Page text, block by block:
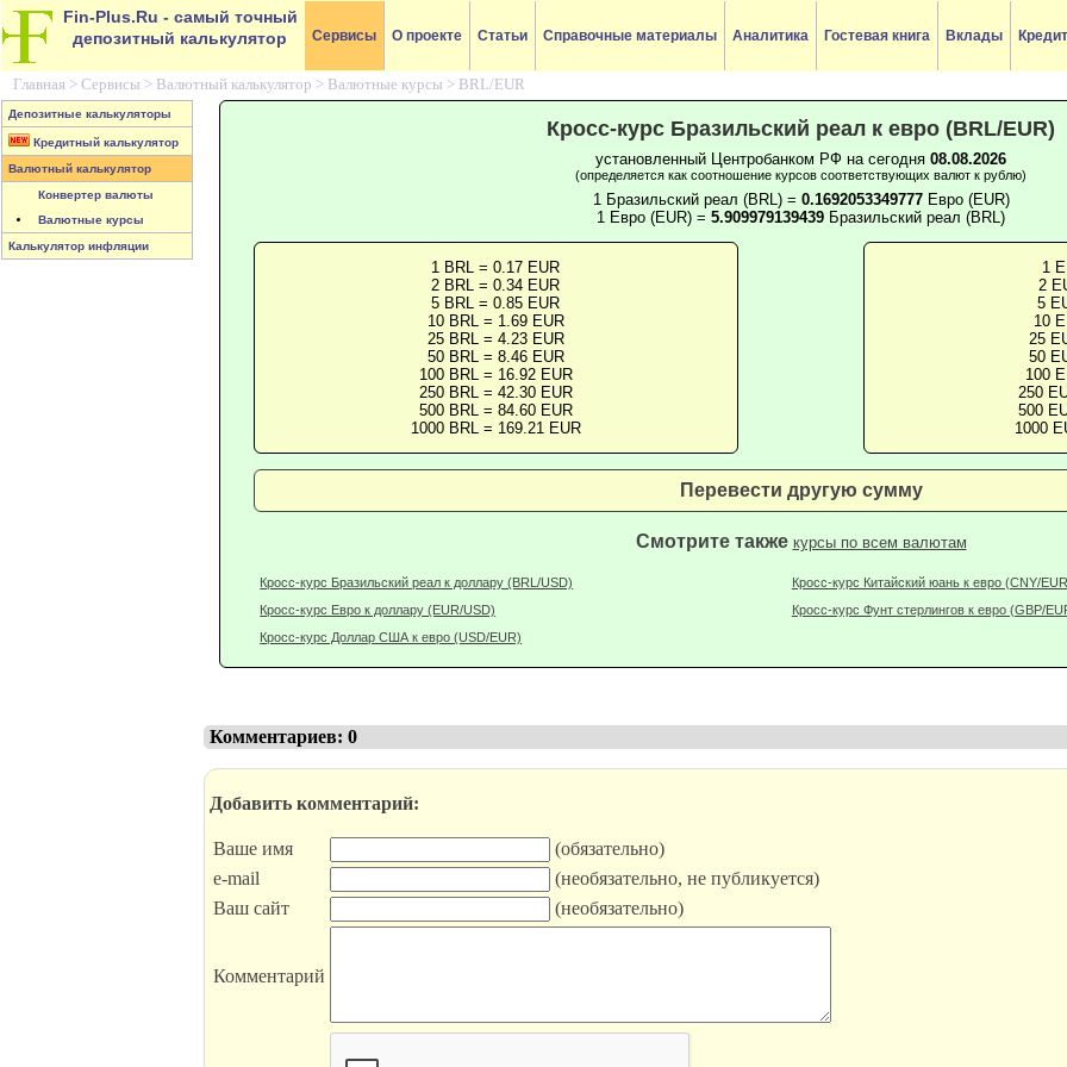
Fin-Plus.Ru - самый точный
депозитный калькулятор
Сервисы О проекте Статьи Справочные материалы Аналитика Гостевая книга Вклады
Главная > Сервисы > Валютный калькулятор > Валютные курсы > BRL/EUR
Депозитные калькуляторы
Кредитный калькулятор
Валютный калькулятор
Конвертер валюты
Валютные курсы
Калькулятор инфляции
Кросс-курс Бразильский реал к евро (BRL/EUR)
установленный Центробанком РФ на сегодня 08.08.2026
(определяется как соотношение курсов соответствующих валют к рублю)
1 Бразильский реал (BRL) = 0.1692053349777Евро (EUR)
1 Евро (EUR) = 5.909979139439 Бразильский реал (BRL)
1 BRL = 0.17 EUR
2 BRL = 0.34 EUR
5 BRL = 0.85 EUR
10 BRL = 1.69 EUR
25 BRL = 4.23 EUR
50 BRL = 8.46 EUR
100 BRL = 16.92 EUR
250 BRL = 42.30 EUR
500 BRL = 84.60 EUR
1000 BRL = 169.21 EUR
1
2
5
10
25
50
100
250
500
1000
Перевести другую сумму
Смотрите также курсы по всем валютам
Кросс-курс Бразильский реал к доллару (BRL/USD)
Кросс-курс Китайский юань к евро (CNY/
Кросс-курс Евро к доллару (EUR/USD)
Кросс-курс Фунт стерлингов к евро (GBP/
Кросс-курс Доллар США к евро (USD/EUR)
Комментариев: 0
Добавить комментарий:
Ваше имя
(обязательно)
e-mail
(необязательно, не публикуется)
Ваш сайт
(необязательно)
Комментарий